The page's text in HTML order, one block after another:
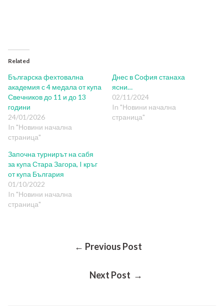
Related
Българска фехтовална
академия с 4 медала от купа
Свечников до 11 и до 13
години
24/01/2026
In "Новини начална
страница"
Днес в София станаха
ясни…
02/11/2024
In "Новини начална
страница"
Започна турнирът на сабя
за купа Стара Загора, I кръг
от купа България
01/10/2022
In "Новини начална
страница"
← Previous Post
Next Post →